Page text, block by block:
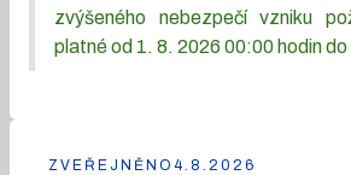
zvýšeného nebezpečí vzniku
platné od 1. 8. 2026 00:00 hodin do
ZVEŘEJNĚNO 4.8.2026